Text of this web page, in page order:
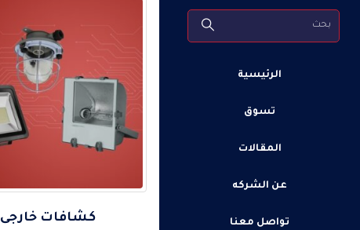
الرئيسية
تسوق
المقالات
عن الشركه
تواصل معنا كشافات خارجى